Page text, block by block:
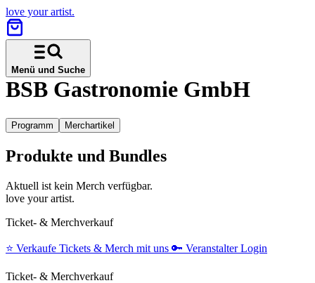
love your artist.
Menü und Suche
BSB Gastronomie GmbH
Programm Merchartikel
Produkte und Bundles
Aktuell ist kein Merch verfügbar.
love your artist.
Ticket- & Merchverkauf
⭐️ Verkaufe Tickets & Merch mit uns 🔑 Veranstalter Login
Ticket- & Merchverkauf